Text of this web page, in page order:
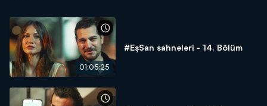
01:05:25
#EşSan sahneleri - 14. Bölüm